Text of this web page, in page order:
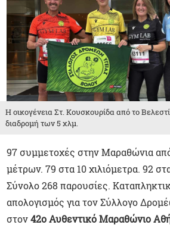
Η οικογένεια Στ. Κουσκουρίδα από το
διαδρομή των 5 χλμ.
97 συμμετοχές στην Μαραθώνια
μέτρων. 79 στα 10 χιλιόμετρα. 92
Σύνολο 268 παρουσίες.
απολογισμός για τον Σύλλογο
στον42ο Αυθεντικό Μαραθώνιο